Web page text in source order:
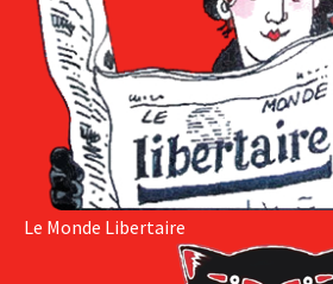
Le Monde Libertaire